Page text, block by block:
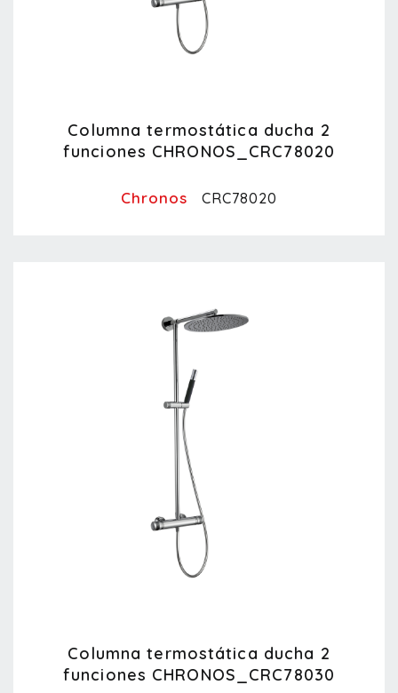
Columna termostática ducha 2
funciones CHRONOS_CRC78020
Chronos CRC78020
Columna termostática ducha 2
funciones CHRONOS_CRC78030